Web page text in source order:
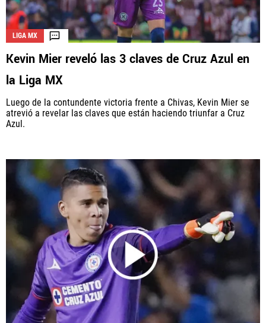
LIGA MX
Kevin Mier reveló las 3 claves de Cruz Azul en
la Liga MX
Luego de la contundente victoria frente a Chivas, Kevin Mier se
atrevió a revelar las claves que están haciendo triunfar a Cruz
Azul.